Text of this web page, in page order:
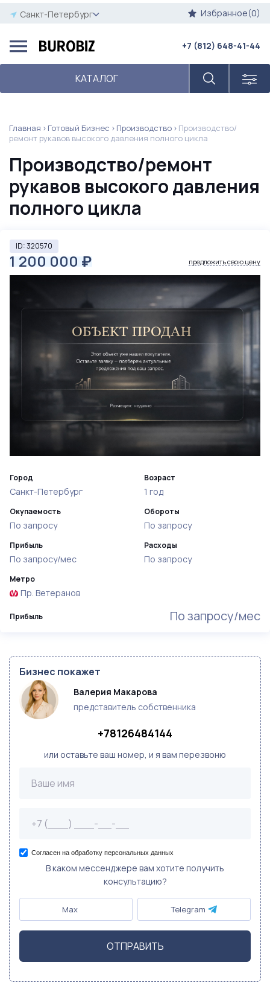
Санкт-Петербург Избранное(0)
КАТАЛОГ
+7 (812) 648-41-44
Главная Готовый Бизнес Производство
Производство/
ремонт рукавов высокого давления полного цикла
Производство/ремонт
рукавов высокого давления
полного цикла
ID: 320570
1 200 000 ₽ предложить свою цену
Прибыль По запросу/мес
Город
Санкт-Петербург
Окупаемость
По запросу
Прибыль
По запросу/мес
Возраст
1 год
Обороты
По запросу
Расходы
По запросу
Метро
Пр. Ветеранов
Бизнес покажет
Валерия Макарова
представитель собственника
+78126484144
или оставьте ваш номер, и я вам перезвоню
Согласен на обработку персональных данных
В каком мессенджере вам хотите получить
консультацию?
Max Telegram
ОТПРАВИТЬ